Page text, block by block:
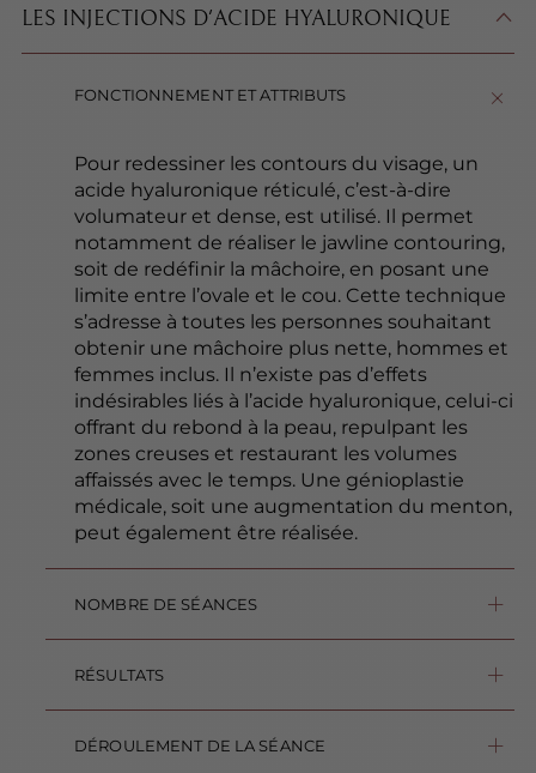
LES INJECTIONS D'ACIDE HYALURONIQUE
FONCTIONNEMENT ET ATTRIBUTS
Pour redessiner les contours du visage, un
acide hyaluronique réticulé, c’est-à-dire
volumateur et dense, est utilisé. Il permet
notamment de réaliser le jawline contouring,
soit de redéfinir la mâchoire, en posant une
limite entre l’ovale et le cou. Cette technique
s’adresse à toutes les personnes souhaitant
obtenir une mâchoire plus nette, hommes et
femmes inclus. Il n’existe pas d’effets
indésirables liés à l’acide hyaluronique, celui-ci
offrant du rebond à la peau, repulpant les
zones creuses et restaurant les volumes
affaissés avec le temps. Une génioplastie
médicale, soit une augmentation du menton,
peut également être réalisée.
NOMBRE DE SÉANCES
RÉSULTATS
DÉROULEMENT DE LA SÉANCE